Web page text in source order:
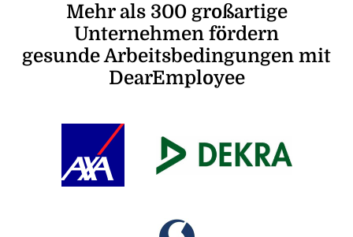
Mehr als 300 großartige
Unternehmen fördern
gesunde Arbeitsbedingungen mit
DearEmployee